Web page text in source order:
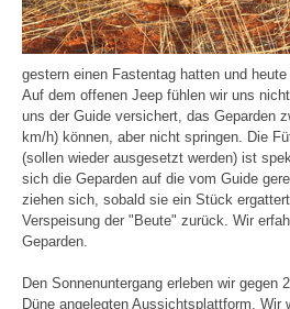
gestern einen Fastentag hatten und
Auf dem offenen Jeep fühlen wir uns
uns der Guide versichert, das Geparden
km/h) können, aber nicht springen. Die
(sollen wieder ausgesetzt werden) ist
sich die Geparden auf die vom Guide
ziehen sich, sobald sie ein Stück
Verspeisung der "Beute" zurück. Wir
Geparden.
Den Sonnenuntergang erleben wir gegen
Düne angelegten Aussichtsplattform. Wir